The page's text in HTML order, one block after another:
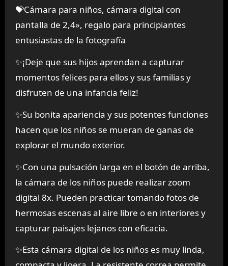
💝Cámara para niños, cámara digital con
pantalla de 2,4», regalo para principiantes
entusiastas de la fotografía
✨️¡Deje que sus hijos aprendan a capturar
momentos felices para ellos y sus familias y
disfruten de una infancia feliz!
✨️Su bonita apariencia y sus potentes funciones
hacen que los niños se mueran de ganas de
explorar el mundo exterior.
✨️Con una pulsación larga en el botón de arriba,
la cámara de los niños puede realizar zoom
digital 8x. Pueden practicar tomando fotos de
hermosas escenas al aire libre o en interiores y
capturar paisajes lejanos con eficacia.
✨️Esta cámara digital de los niños es muy linda,